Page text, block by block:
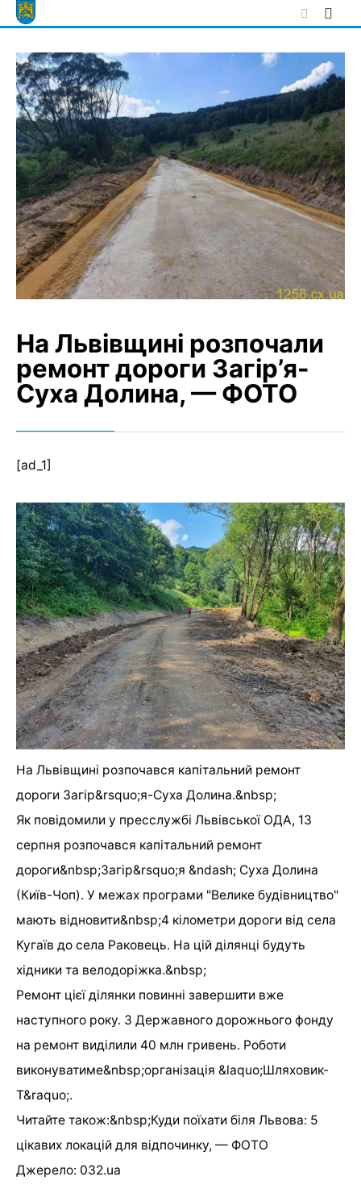
Skip
to
На Львівщині розпочали
ремонт дороги Загір’я-
Суха Долина, — ФОТО
[ad_1]
На Львівщині розпочався капітальний ремонт
дороги Загір&rsquo;я-Суха Долина.&nbsp;
Як повідомили у пресслужбі Львівської ОДА, 13
серпня розпочався капітальний ремонт
дороги&nbsp;Загір&rsquo;я &ndash; Суха Долина
(Київ-Чоп). У межах програми "Велике будівництво"
мають відновити&nbsp;4 кілометри дороги від села
Кугаїв до села Раковець. На цій ділянці будуть
хідники та велодоріжка.&nbsp;
Ремонт цієї ділянки повинні завершити вже
наступного року. З Державного дорожнього фонду
на ремонт виділили 40 млн гривень. Роботи
виконуватиме&nbsp;організація &laquo;Шляховик-
Т&raquo;.
Читайте також:&nbsp;Куди поїхати біля Львова: 5
цікавих локацій для відпочинку, — ФОТО
Джерело: 032.ua